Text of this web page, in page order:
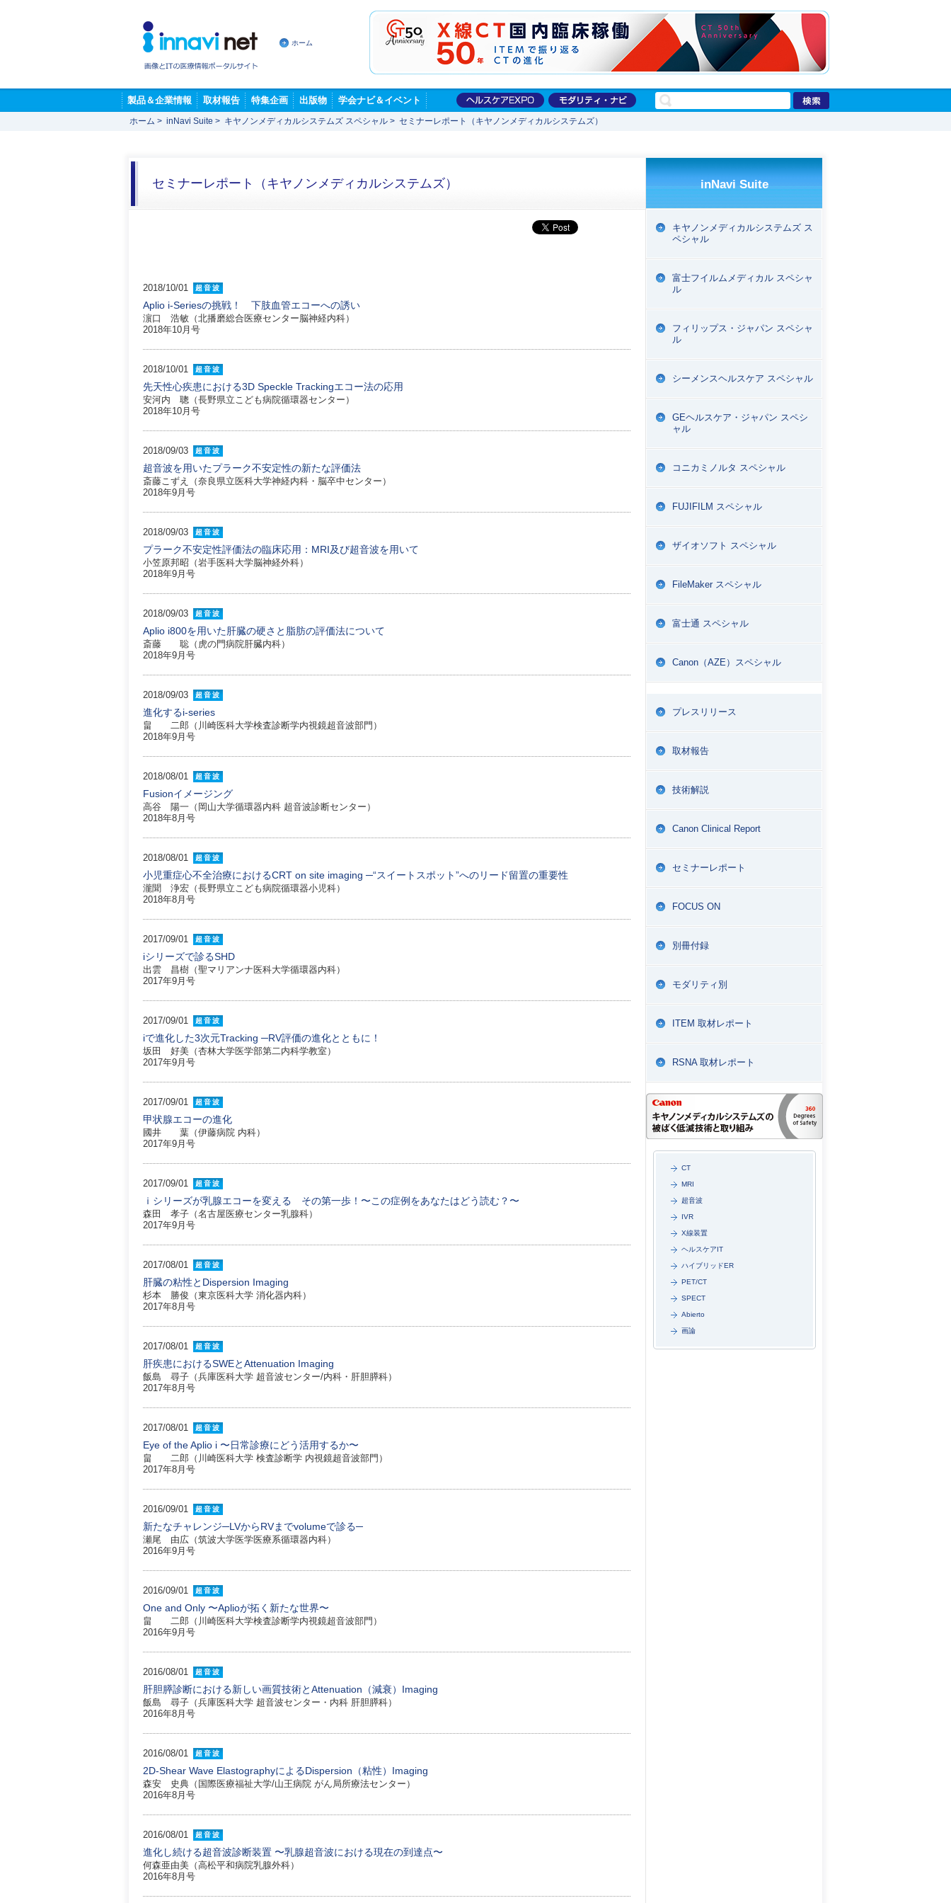
ホーム
製品＆企業情報 取材報告 特集企画 出版物 学会ナビ＆イベント
ホーム > inNavi Suite > キヤノンメディカルシステムズ スペシャル > セミナーレポート（キヤノンメディカルシステムズ）
セミナーレポート（キヤノンメディカルシステムズ）
2018/10/01 超音波
Aplio i-Seriesの挑戦！ 下肢血管エコーへの誘い
濵口 浩敏（北播磨総合医療センター脳神経内科）
2018年10月号
2018/10/01 超音波
先天性心疾患における3D Speckle Trackingエコー法の応用
安河内 聰（長野県立こども病院循環器センター）
2018年10月号
2018/09/03 超音波
超音波を用いたプラーク不安定性の新たな評価法
斎藤こずえ（奈良県立医科大学神経内科・脳卒中センター）
2018年9月号
2018/09/03 超音波
プラーク不安定性評価法の臨床応用：MRI及び超音波を用いて
小笠原邦昭（岩手医科大学脳神経外科）
2018年9月号
2018/09/03 超音波
Aplio i800を用いた肝臓の硬さと脂肪の評価法について
斎藤 聡（虎の門病院肝臓内科）
2018年9月号
2018/09/03 超音波
進化するi-series
畠 二郎（川崎医科大学検査診断学内視鏡超音波部門）
2018年9月号
2018/08/01 超音波
Fusionイメージング
高谷 陽一（岡山大学循環器内科 超音波診断センター）
2018年8月号
2018/08/01 超音波
小児重症心不全治療におけるCRT on site imaging ─“スイートスポット”へのリード留置の重要性
瀧聞 浄宏（長野県立こども病院循環器小児科）
2018年8月号
2017/09/01 超音波
iシリーズで診るSHD
出雲 昌樹（聖マリアンナ医科大学循環器内科）
2017年9月号
2017/09/01 超音波
iで進化した3次元Tracking ─RV評価の進化とともに！
坂田 好美（杏林大学医学部第二内科学教室）
2017年9月号
2017/09/01 超音波
甲状腺エコーの進化
國井 葉（伊藤病院 内科）
2017年9月号
2017/09/01 超音波
ｉシリーズが乳腺エコーを変える その第一歩！〜この症例をあなたはどう読む？〜
森田 孝子（名古屋医療センター乳腺科）
2017年9月号
2017/08/01 超音波
肝臓の粘性とDispersion Imaging
杉本 勝俊（東京医科大学 消化器内科）
2017年8月号
2017/08/01 超音波
肝疾患におけるSWEとAttenuation Imaging
飯島 尋子（兵庫医科大学 超音波センター/内科・肝胆膵科）
2017年8月号
2017/08/01 超音波
Eye of the Aplio i 〜日常診療にどう活用するか〜
畠 二郎（川崎医科大学 検査診断学 内視鏡超音波部門）
2017年8月号
2016/09/01 超音波
新たなチャレンジ─LVからRVまでvolumeで診る─
瀬尾 由広（筑波大学医学医療系循環器内科）
2016年9月号
2016/09/01 超音波
One and Only 〜Aplioが拓く新たな世界〜
畠 二郎（川崎医科大学検査診断学内視鏡超音波部門）
2016年9月号
2016/08/01 超音波
肝胆膵診断における新しい画質技術とAttenuation（減衰）Imaging
飯島 尋子（兵庫医科大学 超音波センター・内科 肝胆膵科）
2016年8月号
2016/08/01 超音波
2D-Shear Wave ElastographyによるDispersion（粘性）Imaging
森安 史典（国際医療福祉大学/山王病院 がん局所療法センター）
2016年8月号
2016/08/01 超音波
進化し続ける超音波診断装置 〜乳腺超音波における現在の到達点〜
何森亜由美（高松平和病院乳腺外科）
2016年8月号
inNavi Suite
キヤノンメディカルシステムズ ス
ペシャル
富士フイルムメディカル スペシャ
ル
フィリップス・ジャパン スペシャ
ル
シーメンスヘルスケア スペシャル
GEヘルスケア・ジャパン スペシ
ャル
コニカミノルタ スペシャル
FUJIFILM スペシャル
ザイオソフト スペシャル
FileMaker スペシャル
富士通 スペシャル
Canon（AZE）スペシャル
プレスリリース
取材報告
技術解説
Canon Clinical Report
セミナーレポート
FOCUS ON
別冊付録
モダリティ別
ITEM 取材レポート
RSNA 取材レポート
CT
MRI
超音波
IVR
X線装置
ヘルスケアIT
ハイブリッドER
PET/CT
SPECT
Abierto
画論